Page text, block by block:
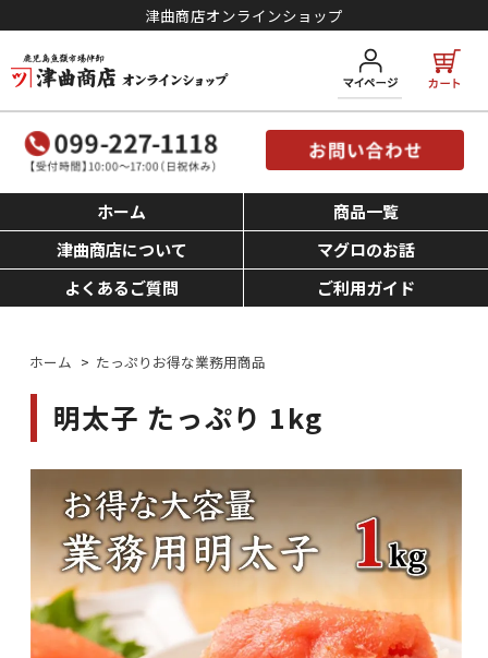
津曲商店オンラインショップ
ホーム
商品一覧
津曲商店について
マグロのお話
よくあるご質問
ご利用ガイド
ホーム > たっぷりお得な業務用商品
明太子 たっぷり 1kg